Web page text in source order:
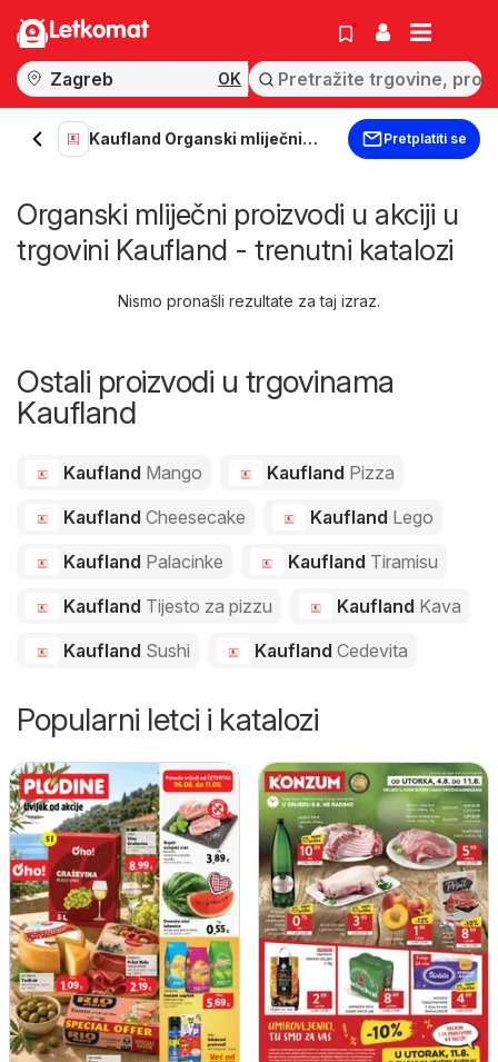
Letkomat
OK
Kaufland Organski mliječni
Pretplatiti se
Organski mliječni proizvodi u akciji u
trgovini Kaufland - trenutni katalozi
Nismo pronašli rezultate za taj izraz.
Ostali proizvodi u trgovinama
Kaufland
Kaufland Mango Kaufland Pizza
Kaufland Cheesecake Kaufland Lego
Kaufland Palacinke Kaufland Tiramisu
Kaufland Tijesto za pizzu Kaufland Kava
Kaufland Sushi Kaufland Cedevita
Popularni letci i katalozi